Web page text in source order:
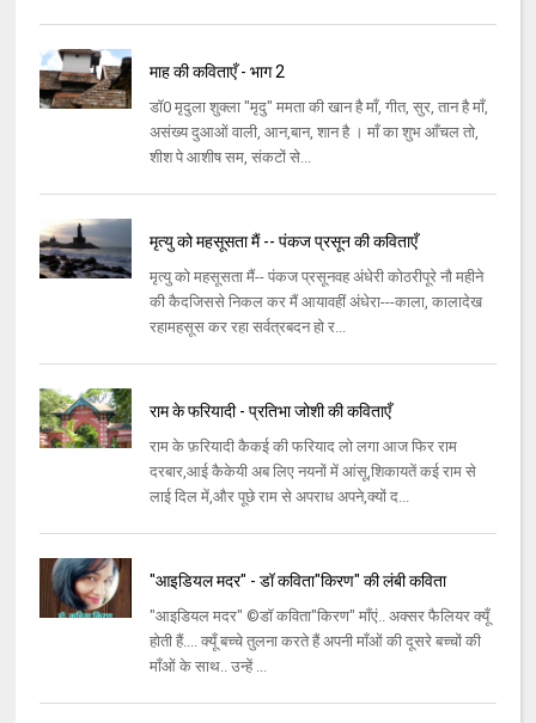
माह की कविताएँ - भाग 2
डॉ0 मृदुला शुक्ला "मृदु" ममता की खान है माँ, गीत, सुर, तान है माँ,
असंख्य दुआओं वाली, आन,बान, शान है । माँ का शुभ आँचल तो,
शीश पे आशीष सम, संकटों से...
मृत्यु को महसूसता मैं -- पंकज प्रसून की कविताएँ
मृत्यु को महसूसता मैं-- पंकज प्रसूनवह अंधेरी कोठरीपूरे नौ महीने
की कैदजिससे निकल कर मैं आयावहीं अंधेरा---काला, कालादेख
रहामहसूस कर रहा सर्वत्रबदन हो र...
राम के फरियादी - प्रतिभा जोशी की कविताएँ
राम के फ़रियादी कैकई की फरियाद लो लगा आज फिर राम
दरबार,आई कैकेयी अब लिए नयनों में आंसू,शिकायतें कई राम से
लाई दिल में,और पूछे राम से अपराध अपने,क्यों द...
"आइडियल मदर" - डॉ कविता"किरण" की लंबी कविता
"आइडियल मदर" ©डॉ कविता"किरण" माँएं.. अक्सर फैलियर क्यूँ
होती हैं.... क्यूँ बच्चे तुलना करते हैं अपनी माँओं की दूसरे बच्चों की
माँओं के साथ.. उन्हें ...